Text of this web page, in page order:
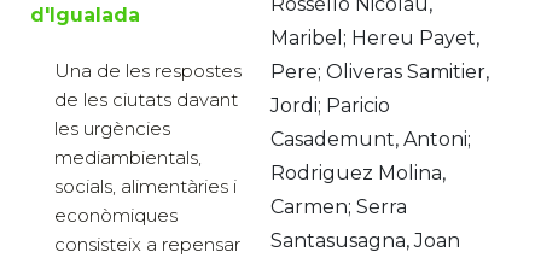
d'Igualada
Una de les respostes
de les ciutats davant
les urgències
mediambientals,
socials, alimentàries i
econòmiques
consisteix a repensar
Maribel; Hereu Payet,
Pere; Oliveras Samitier,
Jordi; Paricio
Casademunt, Antoni;
Rodriguez Molina,
Carmen; Serra
Santasusagna, Joan